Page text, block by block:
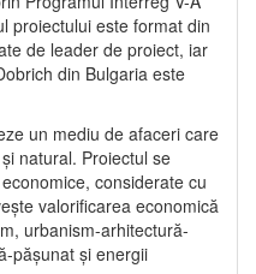
proiectului este format din
de leader de proiect, iar
din Bulgaria este
un mediu de afaceri care
natural. Proiectul se
considerate cu
valorificarea economică
urbanism-arhitectură-
pășunat și energii